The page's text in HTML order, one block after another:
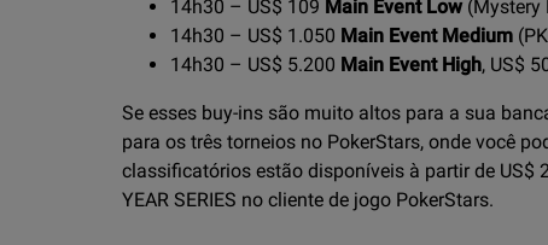
14h30 – US$ 109 Main Event Low (Mystery
14h30 – US$ 1.050 Main Event Medium
14h30 – US$ 5.200 Main Event High, US$
Se esses buy-ins são muito altos para a sua
para os três torneios no PokerStars, onde você
classificatórios estão disponíveis à partir de US$
YEAR SERIES no cliente de jogo PokerStars.